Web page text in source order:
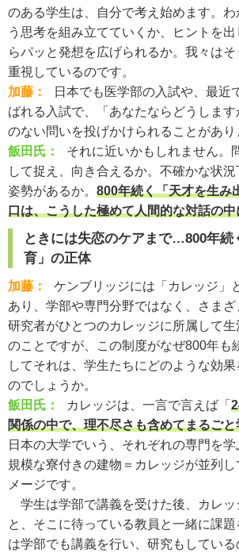
のある学生は、自分で考え始めます。
う思考を組み立てていくか、ヒントを
らパッと発想を広げられるか。我々は
重視しているのです。
加藤：
日本でも医学部の入試や、最近
ばれる入試で、「あなたならどうしま
のない問いを投げかけられることがあり
飯田氏：
それに近いかもしれません。
して捉え、向き合えるか。不確かな状況
姿勢があるか。 800年続く「天才を生み
口は、こうした極めて人間的な対話の
ときには失恋のケアまで…800年続
育」の正体
加藤：
ケンブリッジには「カレッジ」
あり、学部や専門分野ではなく、さま
研究者がひとつのカレッジに所属して生
のことですが、この制度がなぜ800年も
してそれは、学生たちにどのような効
のでしょうか。
飯田氏：
カレッジは、一言で言えば「
関係の中で、理不尽さも含めてまるごと
日本の大学でいう、それぞれの専門を
規模な寮付きの建物＝カレッジが並列し
メージです。
学生は学部で講義を受けた後、カレッ
と、そこに待っている教員と一緒に課
は学部でも講義を行い、研究もしてい